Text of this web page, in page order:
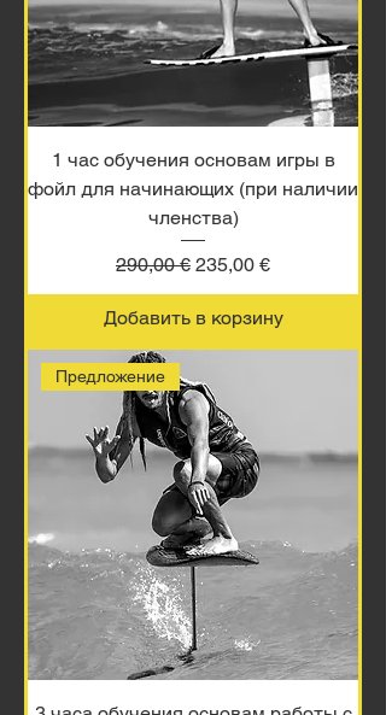
1 час обучения основам игры в
фойл для начинающих (при наличии
членства)
Обычная цена
290,00 € Цена со скидкой
235,00 €
Добавить в корзину
Предложение